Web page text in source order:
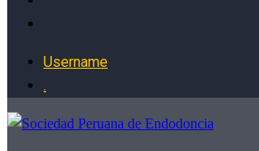
Username
.